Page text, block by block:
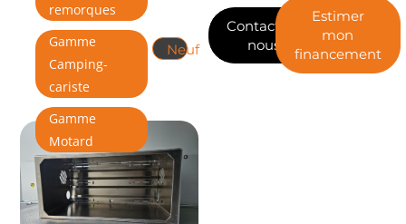
remorques
Gamme
Camping-
cariste
Gamme
Motard
Neuf
Contactez-
nous
Estimer
mon
financement